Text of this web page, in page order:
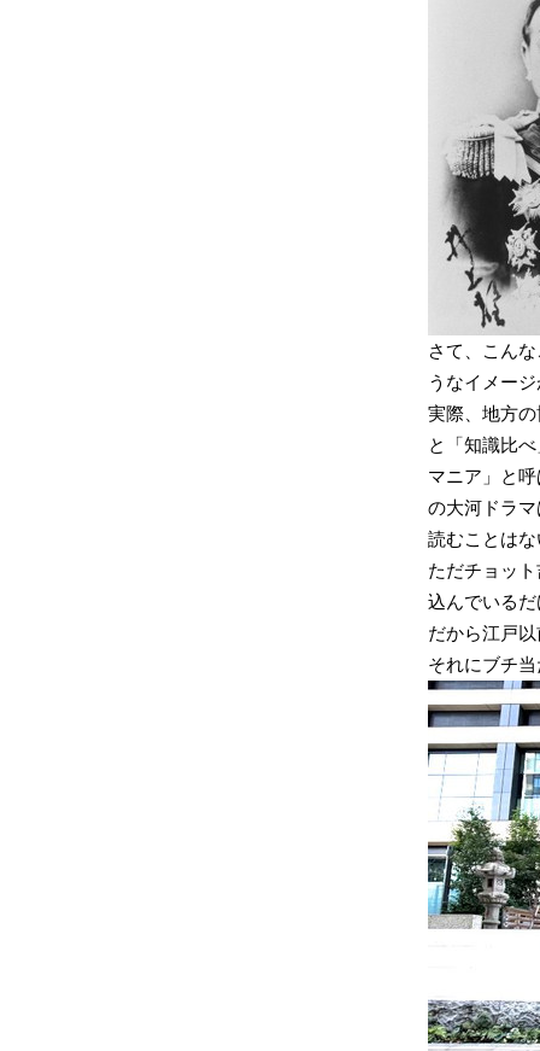
さて、こん
うなイメー
実際、地方
と「知識比
マニア」と
の大河ドラ
読むことは
ただチョッ
込んでいる
だから江戸
それにブチ